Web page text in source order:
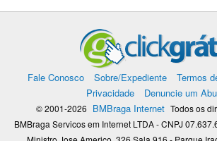
Fale Conosco Sobre/Expediente Termos
Privacidade
Denuncie um
© 2001-2026 BMBraga Internet Todos os
BMBraga Servicos em Internet LTDA - CNPJ